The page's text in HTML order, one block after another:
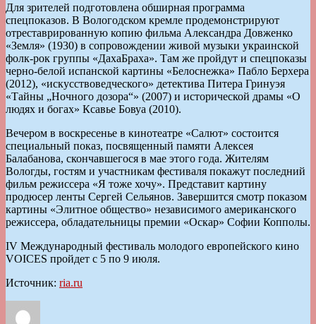
Для зрителей подготовлена обширная программа
спецпоказов. В Вологодском кремле продемонстрируют
отреставрированную копию фильма Александра Довженко
«Земля» (1930) в сопровождении живой музыки украинской
фолк-рок группы «ДахаБраха». Там же пройдут и спецпоказы
черно-белой испанской картины «Белоснежка» Пабло Берхера
(2012), «искусствоведческого» детектива Питера Гринуэя
«Тайны „Ночного дозора“» (2007) и исторической драмы «О
людях и богах» Ксавье Бовуа (2010).
Вечером в воскресенье в кинотеатре «Салют» состоится
специальный показ, посвященный памяти Алексея
Балабанова, скончавшегося в мае этого года. Жителям
Вологды, гостям и участникам фестиваля покажут последний
фильм режиссера «Я тоже хочу». Представит картину
продюсер ленты Сергей Сельянов. Завершится смотр показом
картины «Элитное общество» независимого американского
режиссера, обладательницы премии «Оскар» Софии Копполы.
IV Международный фестиваль молодого европейского кино
VOICES пройдет с 5 по 9 июля.
Источник: ria.ru